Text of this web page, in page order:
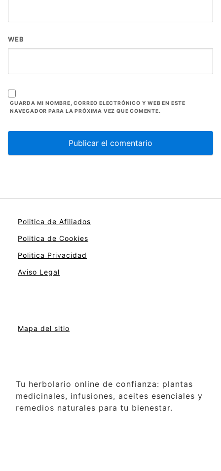
WEB
GUARDA MI NOMBRE, CORREO ELECTRÓNICO Y WEB EN ESTE
NAVEGADOR PARA LA PRÓXIMA VEZ QUE COMENTE.
Politica de Afiliados
Politica de Cookies
Politica Privacidad
Aviso Legal
Mapa del sitio
Tu herbolario online de confianza: plantas
medicinales, infusiones, aceites esenciales y
remedios naturales para tu bienestar.